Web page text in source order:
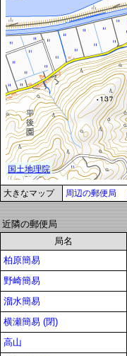
大きなマップ 周辺の郵便局
近隣の郵便局
局名
柏原簡易
野崎簡易
溜水簡易
横瀬簡易 (閉)
高山